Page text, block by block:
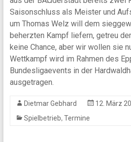
Saisonschluss als Meister und
um Thomas Welz will dem
beherzten Kampf liefern, getreu
keine Chance, aber wir wollen sie
Wettkampf wird im Rahmen des
Bundesligaevents in der
ausgetragen.
Dietmar Gebhard
12. März
Spielbetrieb, Termine